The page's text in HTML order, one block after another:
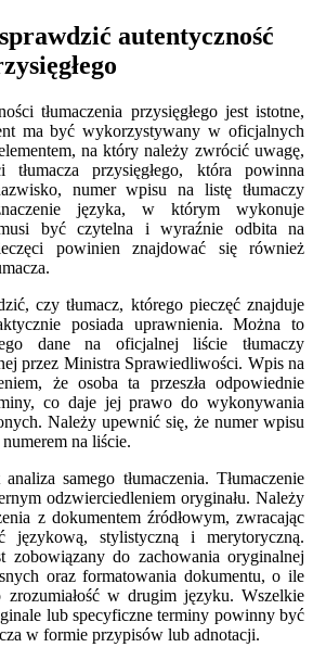
autentyczność
tłumaczenia przysięgłego jest istotne,
ma być wykorzystywany w oficjalnych
na który należy zwrócić uwagę,
tłumacza przysięgłego, która powinna
numer wpisu na listę tłumaczy
języka, w którym wykonuje
musi być czytelna i wyraźnie odbita na
powinien znajdować się również
czy tłumacz, którego pieczęć znajduje
posiada uprawnienia. Można to
dane na oficjalnej liście tłumaczy
przez Ministra Sprawiedliwości. Wpis na
że osoba ta przeszła odpowiednie
co daje jej prawo do wykonywania
Należy upewnić się, że numer wpisu
na liście.
samego tłumaczenia. Tłumaczenie
odzwierciedleniem oryginału. Należy
z dokumentem źródłowym, zwracając
językową, stylistyczną i merytoryczną.
zobowiązany do zachowania oryginalnej
oraz formatowania dokumentu, o ile
w drugim języku. Wszelkie
lub specyficzne terminy powinny być
w formie przypisów lub adnotacji.